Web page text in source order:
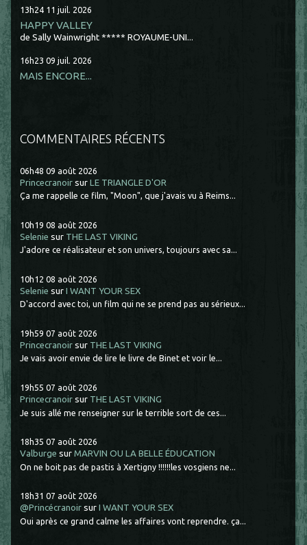
13h24 11 juil. 2026
HAPPY VALLEY
de Sally Wainwright ***** ROYAUME-UNI...
16h23 09 juil. 2026
MAIS ENCORE...
COMMENTAIRES RÉCENTS
06h48 09 août 2026
Princecranoir surLE TRIANGLE D'OR
Ça me rappelle ce film, "Moon", que j'avais vu à Reims...
10h19 08 août 2026
Selenie sur THE LAST VIKING
J'adore ce réalisateur et son univers, toujours avec sa...
10h12 08 août 2026
Selenie surI WANT YOUR SEX
D'accord avec toi, un film qui ne se prend pas au sérieux...
19h59 07 août 2026
Princecranoir sur THE LAST VIKING
Je vais avoir envie de lire le livre de Binet et voir le...
19h55 07 août 2026
Princecranoir sur THE LAST VIKING
Je suis allé me renseigner sur le terrible sort de ces...
18h35 07 août 2026
Valburge surMARVIN OU LA BELLE ÉDUCATION
On ne boit pas de pastis à Xertigny !!!!!!les vosgiens ne...
18h31 07 août 2026
@Princécranoir surI WANT YOUR SEX
Oui après ce grand calme les affaires vont reprendre. ça...